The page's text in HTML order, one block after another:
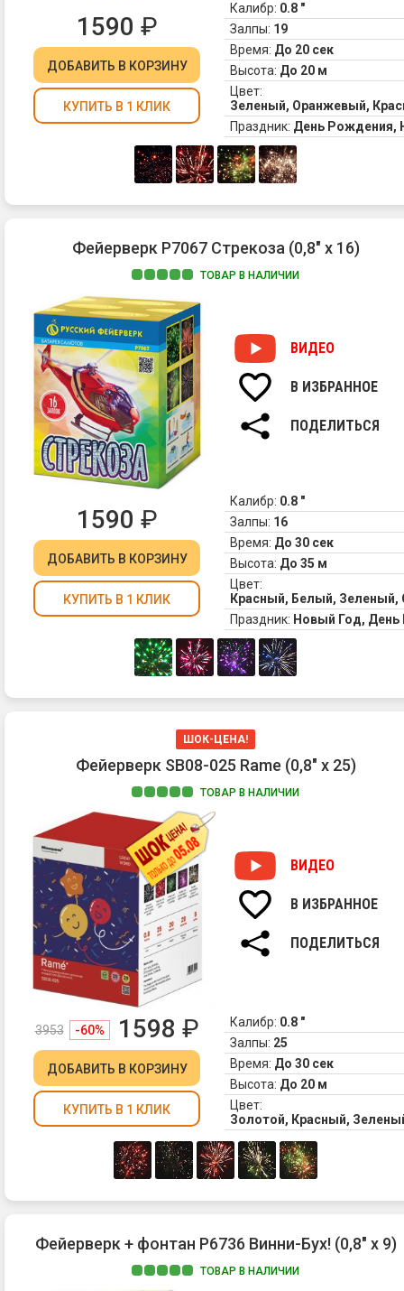
1590 ₽
ДОБАВИТЬ В КОРЗИНУ
КУПИТЬ В 1 КЛИК
Калибр: 0.8 "
Залпы: 19
Время: До 20 сек
Высота: До 20 м
Цвет:
Зеленый, Оранжевый,
Праздник: День Рождения,
Фейерверк Р7067 Стрекоза (0,8" х 16)
ТОВАР В НАЛИЧИИ
ВИДЕО
В ИЗБРАННОЕ
ПОДЕЛИТЬСЯ
1590 ₽
ДОБАВИТЬ В КОРЗИНУ
КУПИТЬ В 1 КЛИК
Калибр: 0.8 "
Залпы: 16
Время: До 30 сек
Высота: До 35 м
Цвет:
Красный, Белый,
Праздник: Новый Год,
ШОК-ЦЕНА!
Фейерверк SB08-025 Rame (0,8" х 25)
ТОВАР В НАЛИЧИИ
ВИДЕО
В ИЗБРАННОЕ
ПОДЕЛИТЬСЯ
3953 -60% 1598 ₽
ДОБАВИТЬ В КОРЗИНУ
КУПИТЬ В 1 КЛИК
Калибр: 0.8 "
Залпы: 25
Время: До 30 сек
Высота: До 20 м
Цвет:
Золотой, Красный,
Фейерверк + фонтан Р6736 Винни-Бух! (0,8" х 9)
ТОВАР В НАЛИЧИИ